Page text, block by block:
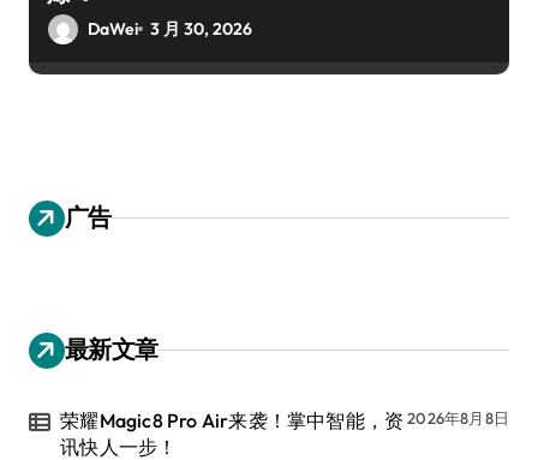
DaWei 3 月 30, 2026
广告
最新文章
荣耀Magic8 Pro Air来袭！掌中智能，资
讯快人一步！
2026年8月8日